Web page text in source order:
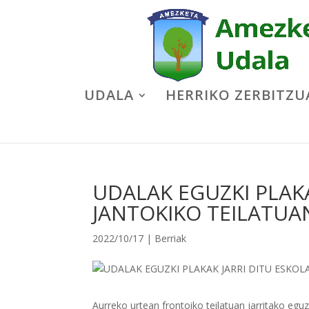
UDALA HERRIKO
UDALAK EGUZKI
JANTOKIKO
2022/10/17 | Berriak
Aurreko urtean frontoiko teilatuan jarritako